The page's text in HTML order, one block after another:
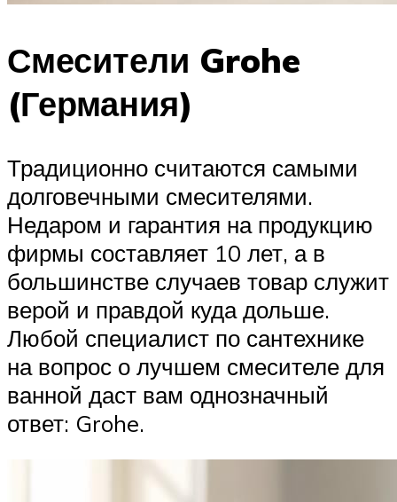
Смесители Grohe
(Германия)
Традиционно считаются самыми
долговечными смесителями.
Недаром и гарантия на продукцию
фирмы составляет 10 лет, а в
большинстве случаев товар служит
верой и правдой куда дольше.
Любой специалист по сантехнике
на вопрос о лучшем смесителе для
ванной даст вам однозначный
ответ: Grohe.